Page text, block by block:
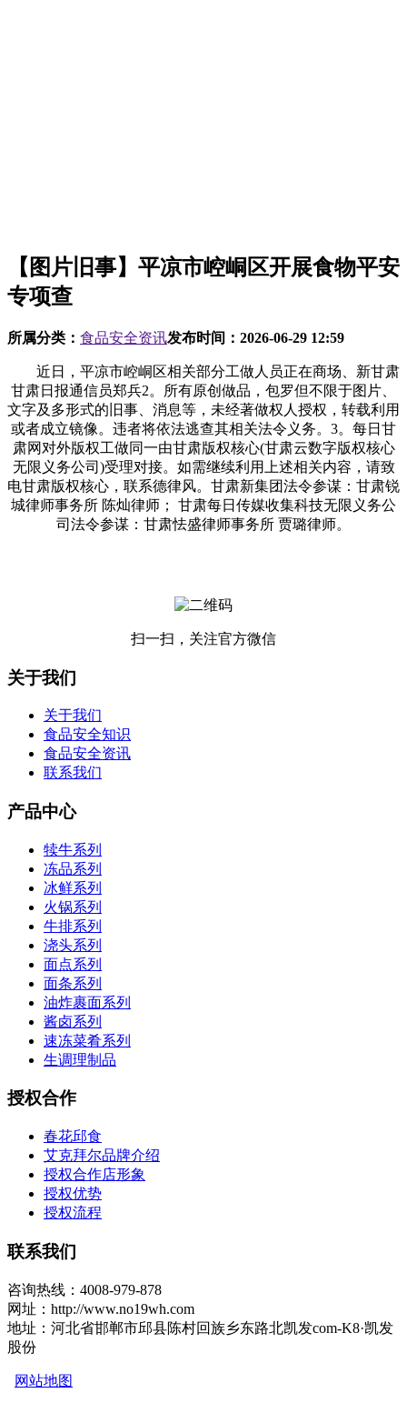
【图片旧事】平凉市崆峒区开展食物平安
专项查
所属分类： 食品安全资讯发布时间： 2026-06-29 12:59
近日，平凉市崆峒区相关部分工做人员正在商场、新甘肃
甘肃日报通信员郑兵2。所有原创做品，包罗但不限于图片、
文字及多形式的旧事、消息等，未经著做权人授权，转载利用
或者成立镜像。违者将依法逃查其相关法令义务。3。每日甘
肃网对外版权工做同一由甘肃版权核心(甘肃云数字版权核心
无限义务公司)受理对接。如需继续利用上述相关内容，请致
电甘肃版权核心，联系德律风。甘肃新集团法令参谋：甘肃锐
城律师事务所 陈灿律师； 甘肃每日传媒收集科技无限义务公
司法令参谋：甘肃怯盛律师事务所 贾璐律师。
扫一扫，关注官方微信
关于我们
关于我们
食品安全知识
食品安全资讯
联系我们
产品中心
犊牛系列
冻品系列
冰鲜系列
火锅系列
牛排系列
浇头系列
面点系列
面条系列
油炸裹面系列
酱卤系列
速冻菜肴系列
生调理制品
授权合作
春花邱食
艾克拜尔品牌介绍
授权合作店形象
授权优势
授权流程
联系我们
咨询热线：4008-979-878
网址：http://www.no19wh.com
地址：河北省邯郸市邱县陈村回族乡东路北凯发com-K8·凯发
股份
网站地图